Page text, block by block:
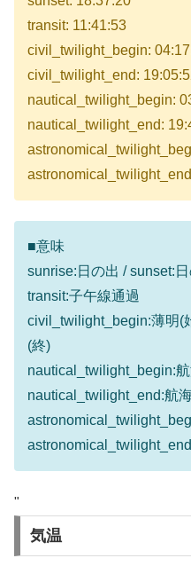
transit: 11:41:53
civil_twilight_begin:
civil_twilight_end:
nautical_twilight_begin:
nautical_twilight_end:
■意味
sunrise:日の出 / sunset:日
transit:子午線通過
civil_twilight_begin:薄明(
(終)
nautical_twilight_begin:
nautical_twilight_end:航
"
気温